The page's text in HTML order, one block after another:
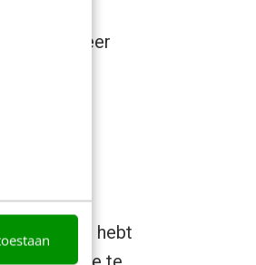
Analyseer
zoals:
de markt hebt